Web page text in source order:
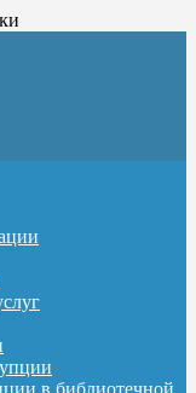
в библиотечной